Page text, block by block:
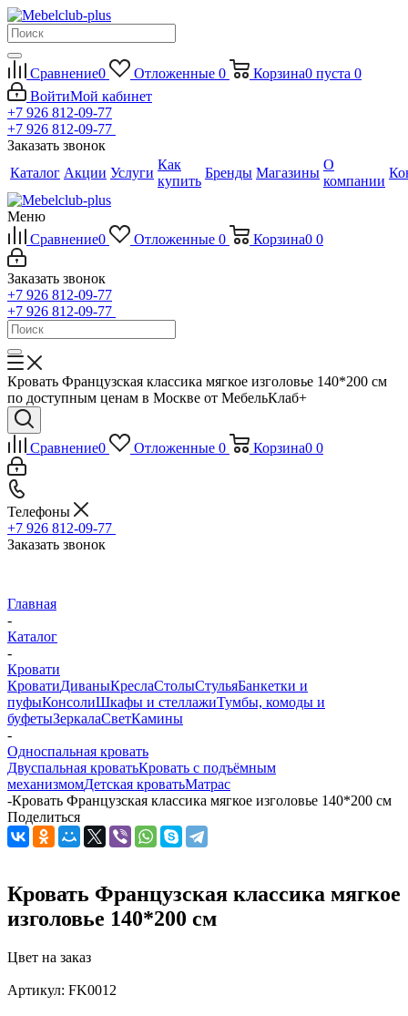
Сравнение0 Отложенные 0 Корзина0 пуста 0
ВойтиМой кабинет
+7 926 812-09-77
+7 926 812-09-77
Заказать звонок
Каталог Акции Услуги
Как
купить
Бренды Магазины
О
компании
Меню
Сравнение0 Отложенные 0 Корзина0 0
Заказать звонок
+7 926 812-09-77
+7 926 812-09-77
Кровать Французская классика мягкое изголовье 140*200 см
по доступным ценам в Москве от МебельКлаб+
Сравнение0 Отложенные 0 Корзина0 0
Телефоны
+7 926 812-09-77
Заказать звонок
Главная
-
Каталог
-
Кровати
КроватиДиваныКреслаСтолыСтульяБанкетки и
пуфыКонсолиШкафы и стеллажиТумбы, комоды и
буфетыЗеркалаСветКамины
-
Односпальная кровать
Двуспальная кроватьКровать с подъёмным
механизмомДетская кроватьМатрас
-Кровать Французская классика мягкое изголовье 140*200 см
Поделиться
Кровать Французская классика мягкое
изголовье 140*200 см
Цвет на заказ
Артикул: FK0012